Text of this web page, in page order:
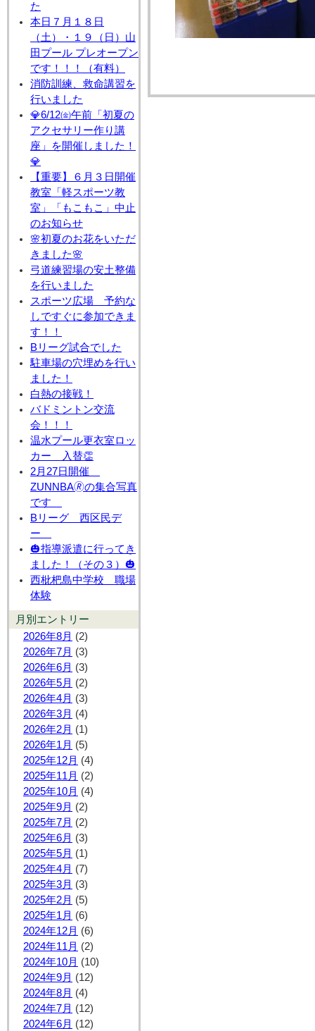
た
本日７月１８日
（土）・１９（日）山
田プール プレオープン
です！！！（有料）
消防訓練、救命講習を
行いました
💎6/12㈮午前「初夏の
アクセサリー作り講
座」を開催しました！
💎
【重要】６月３日開催
教室「軽スポーツ教
室」「もこもこ」中止
のお知らせ
🌸初夏のお花をいただ
きました🌸
弓道練習場の安土整備
を行いました
スポーツ広場 予約な
しですぐに参加できま
す！！
Bリーグ試合でした
駐車場の穴埋めを行い
ました！
白熱の接戦！
バドミントン交流
会！！！
温水プール更衣室ロッ
カー 入替👏
2月27日開催
ZUNNBA🄬の集合写真
です
Bリーグ 西区民デ
ー
🎃指導派遣に行ってき
ました！（その３）🎃
西枇杷島中学校 職場
体験
月別エントリー
2026年8月 (2)
2026年7月 (3)
2026年6月 (3)
2026年5月 (2)
2026年4月 (3)
2026年3月 (4)
2026年2月 (1)
2026年1月 (5)
2025年12月 (4)
2025年11月 (2)
2025年10月 (4)
2025年9月 (2)
2025年7月 (2)
2025年6月 (3)
2025年5月 (1)
2025年4月 (7)
2025年3月 (3)
2025年2月 (5)
2025年1月 (6)
2024年12月 (6)
2024年11月 (2)
2024年10月 (10)
2024年9月 (12)
2024年8月 (4)
2024年7月 (12)
2024年6月 (12)